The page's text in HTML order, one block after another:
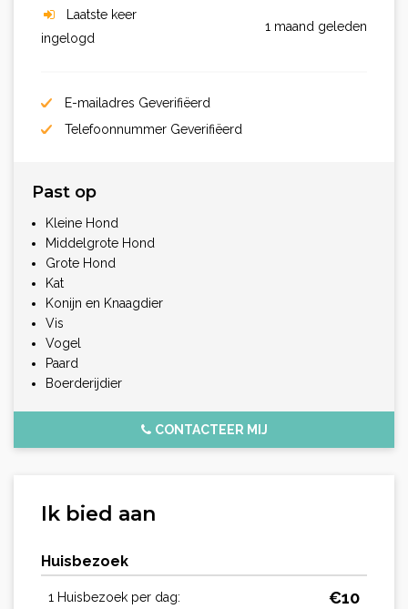
Laatste keer
ingelogd
1 maand geleden
E-mailadres Geverifiëerd
Telefoonnummer Geverifiëerd
Past op
Kleine Hond
Middelgrote Hond
Grote Hond
Kat
Konijn en Knaagdier
Vis
Vogel
Paard
Boerderijdier
CONTACTEER MIJ
Ik bied aan
Huisbezoek
1 Huisbezoek per dag: €10